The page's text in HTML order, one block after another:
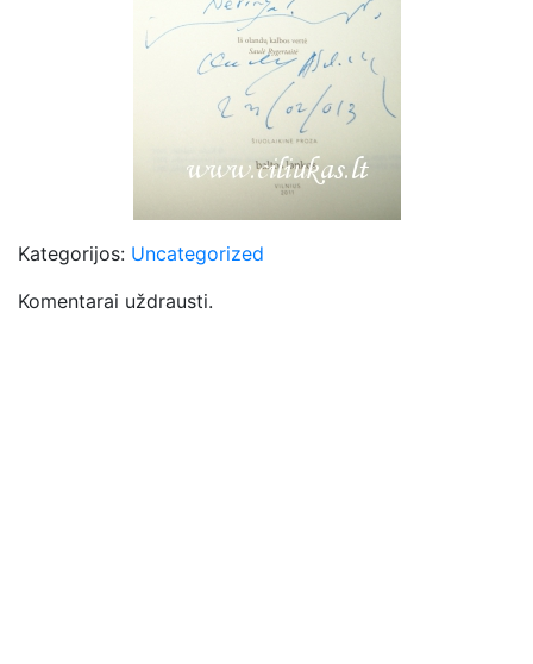
Kategorijos: Uncategorized
Komentarai uždrausti.